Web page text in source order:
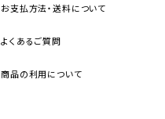
お支払方法・送料について
よくあるご質問
商品の利用について